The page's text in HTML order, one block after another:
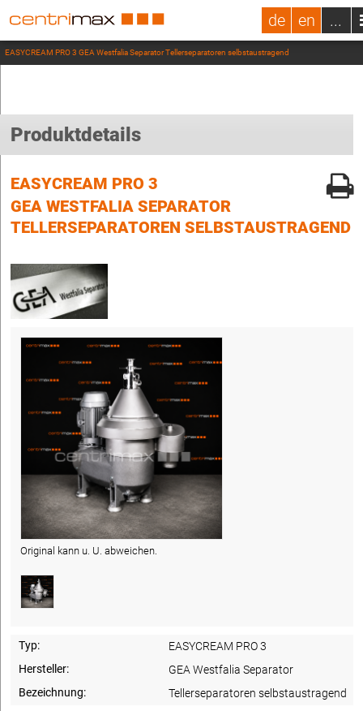
de en ...
EASYCREAM PRO 3 GEA Westfalia Separator Tellerseparatoren selbstaustragend
Produktdetails
EASYCREAM PRO 3
GEA WESTFALIA SEPARATOR
TELLERSEPARATOREN SELBSTAUSTRAGEND
Original kann u. U. abweichen.
Typ:
EASYCREAM PRO 3
Hersteller:
GEA Westfalia Separator
Bezeichnung:
Tellerseparatoren selbstaustragend